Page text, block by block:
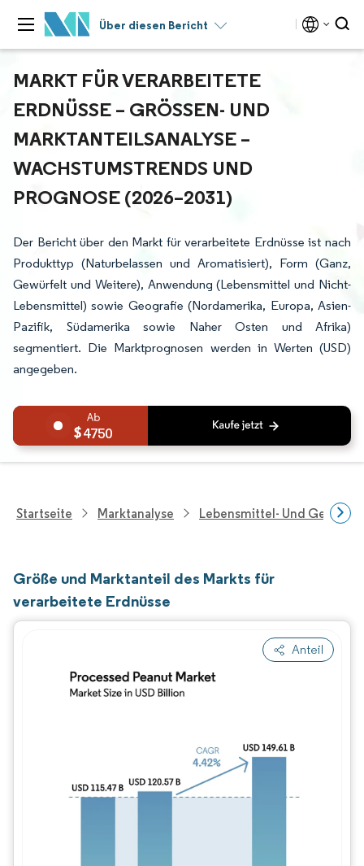
Über diesen Bericht
MARKT FÜR VERARBEITETE
ERDNÜSSE – GRÖSSEN- UND M
ARKTANTEILSANALYSE – W
ACHSTUMSTRENDS UND P
ROGNOSE (2026–2031)
Der Bericht über den Markt für verarbeitete Erdnüsse ist nach
Produkttyp (Naturbelassen und Aromatisiert), Form (Ganz,
Gewürfelt und Weitere), Anwendung (Lebensmittel und Nicht-
Lebensmittel) sowie Geografie (Nordamerika, Europa, Asien-
Pazifik, Südamerika sowie Naher Osten und Afrika)
segmentiert. Die Marktprognosen werden in Werten (USD)
angegeben.
4750
Startseite Marktanalyse Lebensmittel- Und
Größe und Marktanteil des Markts für
verarbeitete Erdnüsse
Anteil